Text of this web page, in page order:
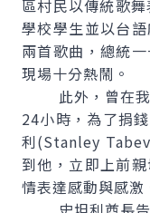
區村民以傳統歌
學校學生並以台
兩首歌曲，總統
現場十分熱鬧。
此外，曾在我
24小時，為了捐
利(Stanley
到他，立即上前
情表達感動與感激